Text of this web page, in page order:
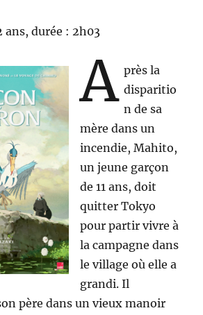
ans, durée : 2h03
A près la
disparitio
n de sa
mère dans un
incendie, Mahito,
un jeune garçon
de 11 ans, doit
quitter Tokyo
pour partir vivre à
la campagne dans
le village où elle a
grandi. Il
père dans un vieux manoir